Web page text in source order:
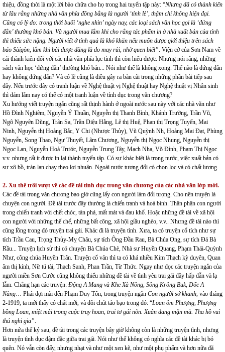
thiệu, đồng thời là một lời bào chữa cho họ trong hai tuyển tập này: “Nhưng đã có thành kiến
từ lâu rằng những nhà văn phía đồng bằng là người ‘tỉnh lẻ’, thậm chí không hiện đại.
Cũng có lý do: trong thời buổi ‘nghe nhìn’ ngày nay, các loại sách văn học gọi là ‘đứng
đắn’ thường khó bán. Và người mua lắm khi cho rằng tác phẩm in ở nhà xuất bản của tỉnh
thì thiếu sức nặng. Người viết ở tỉnh quả là khó khăn nếu muốn được giới thiệu trên sách
báo Sàigòn, lắm khi bài được đăng là do may rủi, nhờ quen biết”. Viện cớ của Sơn Nam về
cái thành kiến đối với các nhà văn phía lục tỉnh thì còn hiểu được. Nhưng nói rằng, những
sách văn học ‘đứng đắn’ thường khó bán... Nói như thế là không xong. Thế nào là đứng đắn
hay không đứng đắn? Và có lẽ cũng là điều gây ra bàn cãi trong những phần bài tiếp sau
đây. Nếu trước đây có tranh luận về Nghệ thuật vị Nghệ thuật hay Nghệ thuật vị Nhân sinh
thì dám lắm nay có thể có một tranh luận về tính dục trong văn chương?
Xu hướng viết truyện ngắn cũng rất thịnh hành ở ngoài nước sau này với các nhà văn như
Hồ Đình Nghiêm, Nguyễn Ý Thuần, Nguyễn thị Thanh Bình, Khánh Trường, Trần Vũ,
Ngô Nguyên Dũng, Trân Sa, Trần Diệu Hằng, Lê thị Huệ, Phan thị Trọng Tuyến, Mai
Ninh, Nguyễn thị Hoàng Bắc, Y Chi (Nhược Thủy), Vũ Quỳnh Nh, Hoàng Mai Đạt, Phùng
Nguyễn, Song Thao, Ngự Thuyết, Lâm Chương, Nguyễn thị Ngọc Nhung, Nguyễn thị
Ngọc Lan, Nguyễn Hoà Trước, Nguyễn Trung Tây, Mạch Nha, Võ Đình, Phạm Thị Ngọc
v.v. nhưng rất ít được in lại thành tuyển tập. Có sự khác biệt là trong nước, việc xuất bản có
sự xô bồ, tràn lan chạy theo lợi nhuận. Ngoài nước tương đối có chọn lọc và có chất lượng.
2. Xu thế trổi vượt về các đề tài tính dục trong văn chương của các nhà văn lớp mới.
Các đề tài trong văn chương bao giờ cũng lấy con người làm đối tượng. Cho nên truyện là
chuyện con người. Đề tài trước đây thường là chiến tranh và hoà bình. Thân phận con người
trong chiến tranh với chết chóc, tàn phá, mất mát và đau khổ. Hoặc những đề tài về xã hội
con người với những thể chế, những bất công, xã hội giầu nghèo, v.v.. Nhưng đề tài nào thì
cũng lồng trong đó truyện trai gái. Khác đi là truyện tình. Xưa, ta có truyện cổ tích như sự
tích Trầu Cau, Trọng Thủy-Mỵ Châu, sự tích Ông Đầu Rau, Bà Chúa Ong, sự tích Đá Bà
Rầu... Truyện lịch sử thì có chuyện Bà Chúa Chè, Nhà sư Huyền Quang, Phạm Thái-Quỳnh
Như, công chúa Huyền Trân. Truyện cổ văn thì ta có khá nhiều Kim Thạch kỳ duyên, Quan
âm thị kính, Nữ tú tài, Thạch Sanh, Phan Trần, Từ Thức. Ngay như đọc các truyện ngắn của
người miền Sơn Cước cũng không thiếu những đề tài về tình yêu trai gái đầy hấp dẫn và lạ
lẫm. Chẳng hạn các truyện: Động A Mang và Khe Xà Nông, Sông Krông Buk, Dốc A
Nàng… Phải đợi mãi đến Phạm Duy Tốn, trong truyện ngắn Con người sở khanh, vào tháng
2-1919, ta mới thấy có chất mới, và đôi chút táo bạo trong đó: “Loan ôm Phượng, Phượng
bồng Loan, miệt mài trong cuộc truy hoan, trai tơ gái nõn. Xuân đang mặn mà. Tha hồ vui
thú nghi gia”.
Hơn nửa thế kỷ sau, đề tài trong các truyện bây giờ không còn là những truyện tình, nhưng
là truyện tình dục đậm đặc giữa trai gái. Nói như thế không có nghĩa các đề tài khác bị bỏ
quên. Nó vẫn còn đấy, nhưng nhạt và như một xen kẽ, như một phụ phẩm và hơn nữa đã